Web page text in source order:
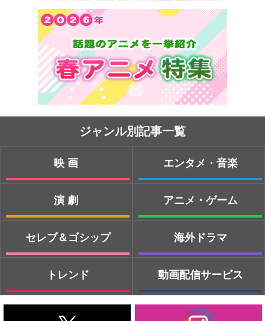
ジャンル別記事一覧
映画
演劇
セレブ＆ゴシップ
トレンド
エンタメ・音楽
アニメ・ゲーム
海外ドラマ
動画配信サービス